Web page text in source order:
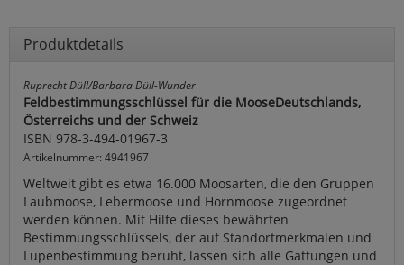
Produktdetails
Ruprecht Düll/Barbara Düll-Wunder
Feldbestimmungsschlüssel für die MooseDeutschlands,
Österreichs und der Schweiz
ISBN 978-3-494-01967-3
Artikelnummer: 4941967
Weltweit gibt es etwa 16.000 Moosarten, die den Gruppen
Laubmoose, Lebermoose und Hornmoose zugeordnet
werden können. Mit Hilfe dieses bewährten
Bestimmungsschlüssels, der auf Standortmerkmalen und
Lupenbestimmung beruht, lassen sich alle Gattungen und